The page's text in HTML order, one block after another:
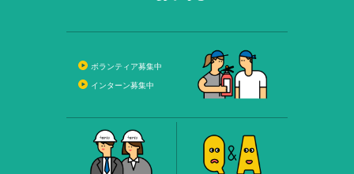
ボランティア募集中
インターン募集中